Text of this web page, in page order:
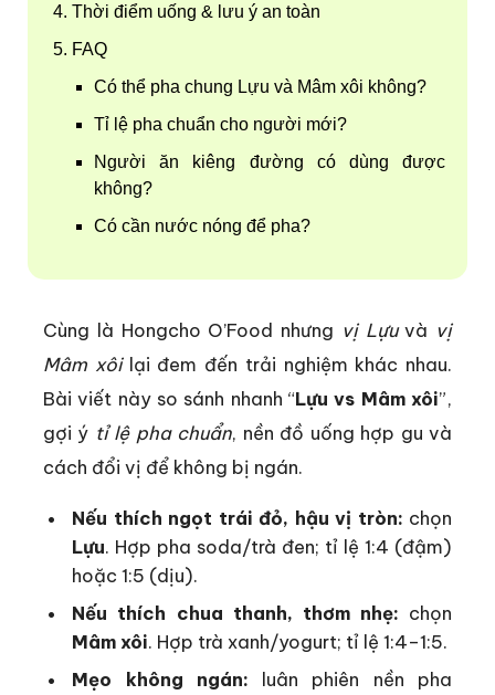
Thời điểm uống & lưu ý an toàn
FAQ
Có thể pha chung Lựu và Mâm xôi không?
Tỉ lệ pha chuẩn cho người mới?
Người ăn kiêng đường có dùng được
không?
Có cần nước nóng để pha?
Cùng là Hongcho O’Food nhưng vị Lựuvà vị
Mâm xôilại đem đến trải nghiệm khác nhau.
Bài viết này so sánh nhanh “Lựu vs Mâm xôi”,
gợi ý tỉ lệ pha chuẩn, nền đồ uống hợp gu và
cách đổi vị để không bị ngán.
Nếu thích ngọt trái đỏ, hậu vị tròn: chọn
Lựu. Hợp pha soda/trà đen; tỉ lệ 1:4 (đậm)
hoặc 1:5 (dịu).
Nếu thích chua thanh, thơm nhẹ: chọn
Mâm xôi. Hợp trà xanh/yogurt; tỉ lệ 1:4–1:5.
Mẹo không ngán: luân phiên nền pha